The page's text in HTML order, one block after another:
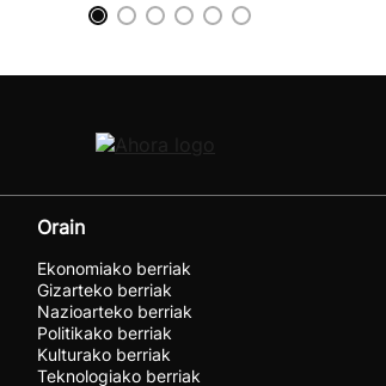
Orain
Ekonomiako berriak
Gizarteko berriak
Nazioarteko berriak
Politikako berriak
Kulturako berriak
Teknologiako berriak